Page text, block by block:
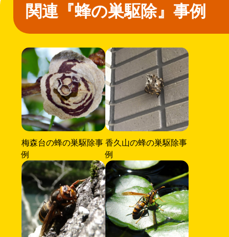
関連『蜂の巣駆除』事例
梅森台の蜂の巣駆除事
例
香久山の蜂の巣駆除事
例